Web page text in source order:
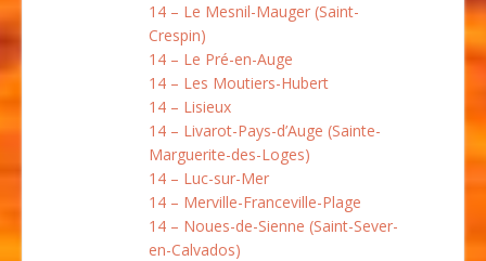
14 – Le Mesnil-Mauger (Saint-
Crespin)
14 – Le Pré-en-Auge
14 – Les Moutiers-Hubert
14 – Lisieux
14 – Livarot-Pays-d’Auge (Sainte-
Marguerite-des-Loges)
14 – Luc-sur-Mer
14 – Merville-Franceville-Plage
14 – Noues-de-Sienne (Saint-Sever-
en-Calvados)